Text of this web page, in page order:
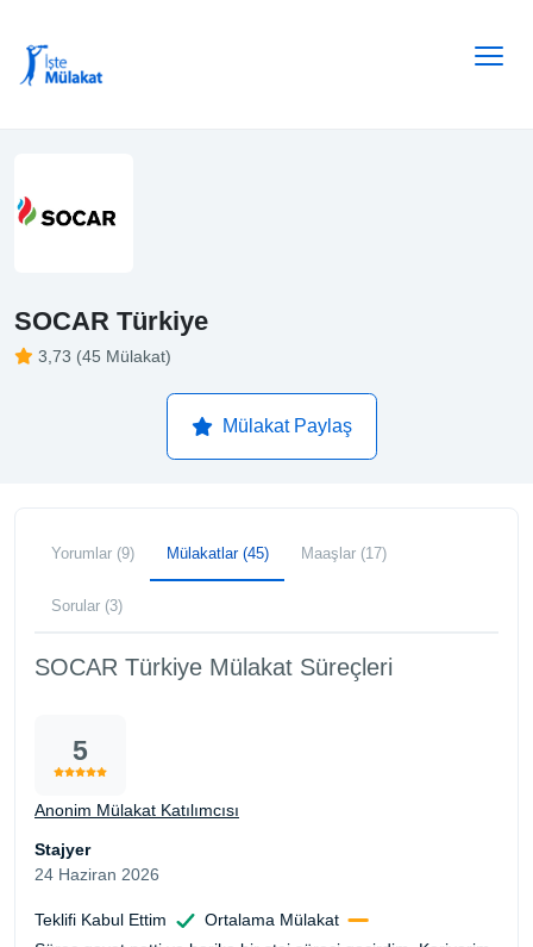
SOCAR Türkiye
3,73 (45 Mülakat)
Mülakat Paylaş
Yorumlar (9) Mülakatlar (45) Maaşlar (17)
Sorular (3)
SOCAR Türkiye Mülakat Süreçleri
5
Anonim Mülakat Katılımcısı
Stajyer
24 Haziran 2026
Teklifi Kabul Ettim
Ortalama Mülakat